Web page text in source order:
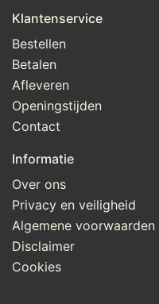
Klantenservice
Bestellen
Betalen
Afleveren
Openingstijden
Contact
Informatie
Over ons
Privacy en veiligheid
Algemene voorwaarden
Disclaimer
Cookies